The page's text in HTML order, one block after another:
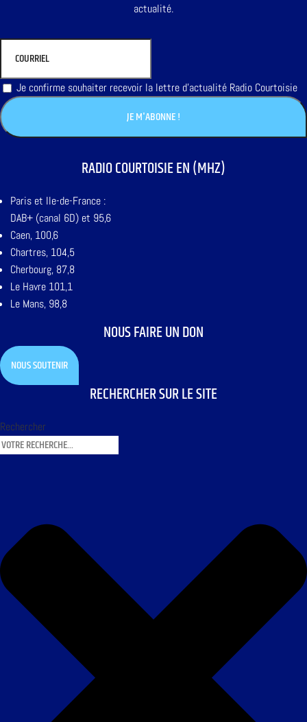
actualité.
Je confirme souhaiter recevoir la lettre d'actualité Radio Courtoisie
RADIO COURTOISIE EN (MHZ)
Paris et Ile-de-France :
DAB+ (canal 6D) et 95,6
Caen, 100,6
Chartres, 104,5
Cherbourg, 87,8
Le Havre 101,1
Le Mans, 98,8
NOUS FAIRE UN DON
NOUS SOUTENIR
RECHERCHER SUR LE SITE
Rechercher